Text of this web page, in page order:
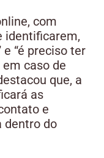
com
identificarem,
“é preciso ter
caso de
que, a
as
e
dentro do